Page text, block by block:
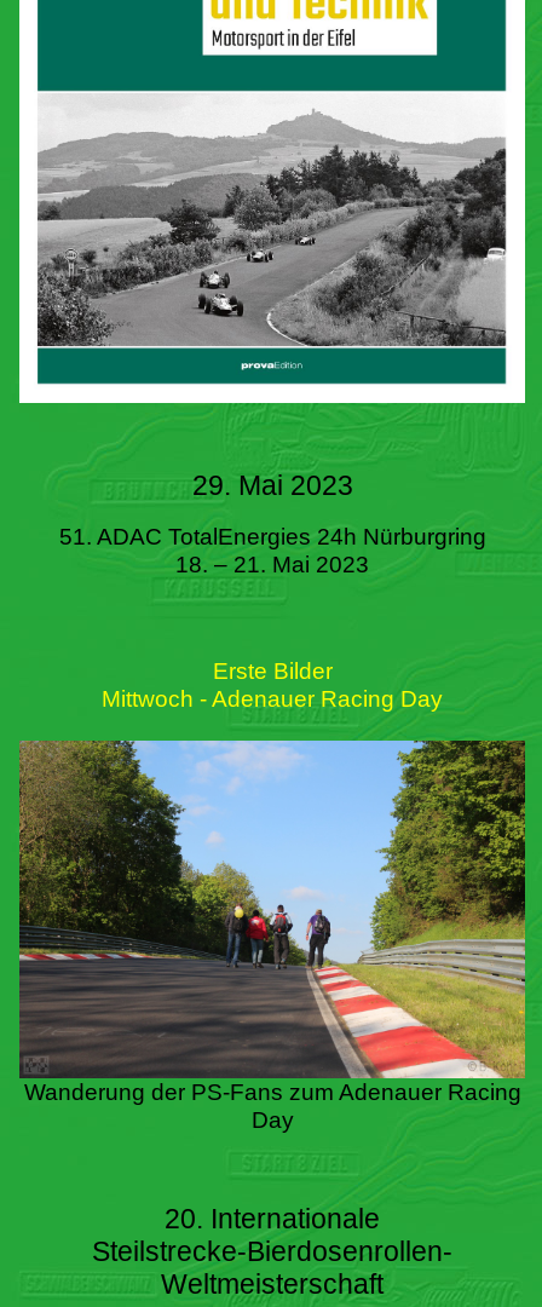
29. Mai 2023
51. ADAC TotalEnergies 24h Nürburgring
18. – 21. Mai 2023
Erste Bilder
Mittwoch - Adenauer Racing Day
Wanderung der PS-Fans zum Adenauer Racing
Day
20. Internationale
Steilstrecke-Bierdosenrollen-
Weltmeisterschaft